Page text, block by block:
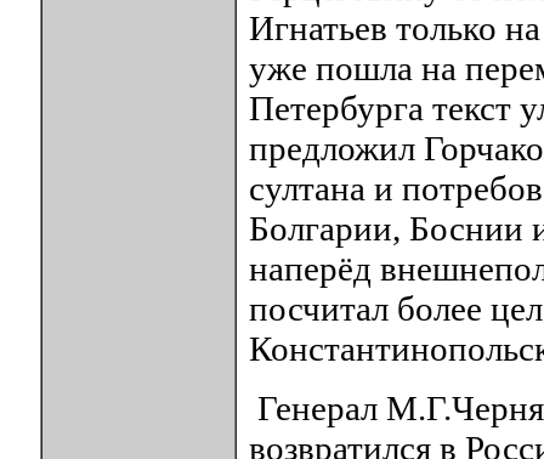
Игнатьев только
уже пошла на
Петербурга текст
предложил
султана и
Болгарии, Боснии
наперёд
посчитал более
Генерал
возвратился в